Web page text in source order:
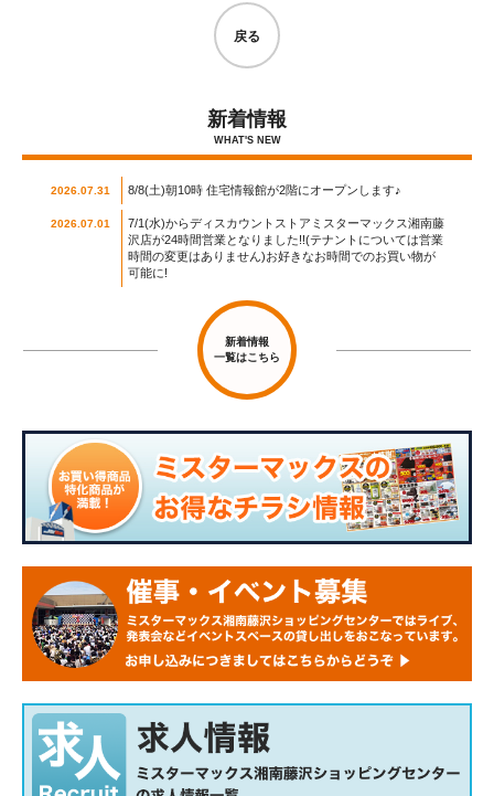
戻る
新着情報
WHAT'S NEW
2026.07.31 8/8(土)朝10時 住宅情報館が2階にオープンします♪
2026.07.01
7/1(水)からディスカウントストアミスターマックス湘南藤
沢店が24時間営業となりました!!(テナントについては営業
時間の変更はありません)お好きなお時間でのお買い物が
可能に!
新着情報
一覧はこちら